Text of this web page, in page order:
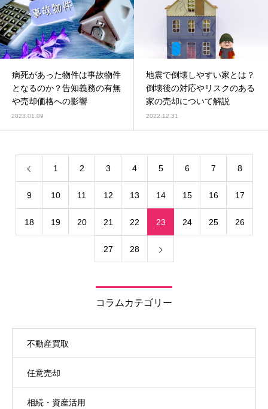
病死があった物件は事故物件
となるのか？告知義務の有無
や売却価格への影響
2023.01.09
地震で倒壊しやすい家とは？
倒壊後の対応やリスクのある
家の売却について解説
2022.12.31
1 2 3 4 5 6 7 8
9 10 11 12 13 14 15 16 17
18 19 20 21 22 23 24 25 26
27 28
コラムカテゴリー
不動産買取
任意売却
相続・資産活用